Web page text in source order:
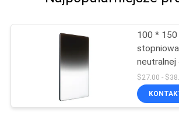
100 * 150